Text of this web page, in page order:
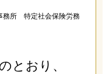
務所 特定社会保険労務
とおり、